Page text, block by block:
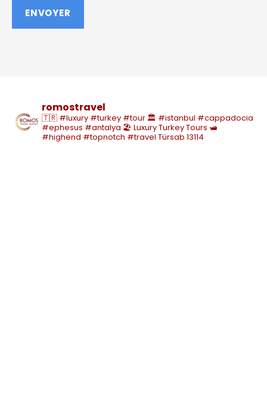
romostravel
🇹🇷 #luxury #turkey #tour 🏛️ #istanbul #cappadocia
#ephesus #antalya 🏖️ Luxury Turkey Tours 🛥️
#highend #topnotch #travel Türsab 13114